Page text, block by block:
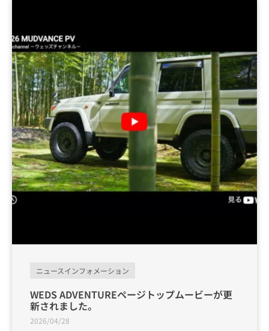
ニュースインフォメーション
WEDS ADVENTUREページトップムービーが更
新されました。
2026/04/28